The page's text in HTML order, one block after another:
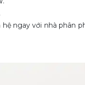
ngay với nhà phân